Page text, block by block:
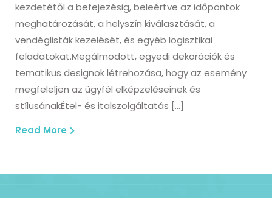
kezdetétől a befejezésig, beleértve az időpontok
meghatározását, a helyszín kiválasztását, a
vendéglisták kezelését, és egyéb logisztikai
feladatokat.Megálmodott, egyedi dekorációk és
tematikus designok létrehozása, hogy az esemény
megfeleljen az ügyfél elképzeléseinek és
stílusánakÉtel- és italszolgáltatás […]
Read More
Read